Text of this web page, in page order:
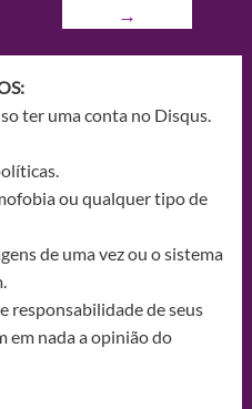
→
ter uma conta no Disqus.
ou qualquer tipo de
de uma vez ou o sistema
responsabilidade de seus
em nada a opinião do